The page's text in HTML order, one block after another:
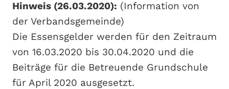
Hinweis (26.03.2020): (Information von
der Verbandsgemeinde)
Die Essensgelder werden für den Zeitraum
von 16.03.2020 bis 30.04.2020 und die
Beiträge für die Betreuende Grundschule
für April 2020 ausgesetzt.